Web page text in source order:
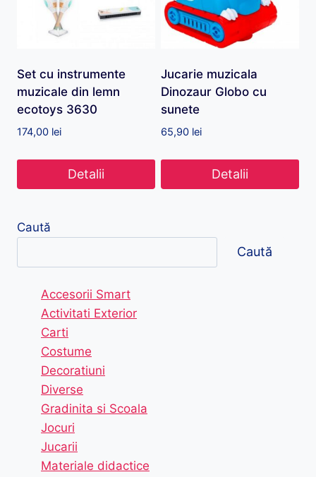
Set cu instrumente
muzicale din lemn
ecotoys 3630
174,00 lei
Detalii
Jucarie muzicala
Dinozaur Globo cu
sunete
65,90 lei
Detalii
Caută
Caută
Accesorii Smart
Activitati Exterior
Carti
Costume
Decoratiuni
Diverse
Gradinita si Scoala
Jocuri
Jucarii
Materiale didactice